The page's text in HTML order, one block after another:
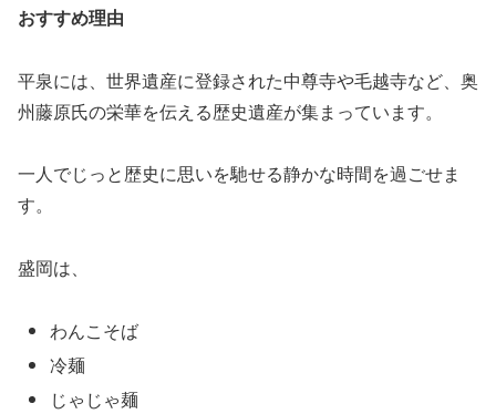
おすすめ理由
平泉には、世界遺産に登録された中尊寺や毛越寺など、奥
州藤原氏の栄華を伝える歴史遺産が集まっています。
一人でじっと歴史に思いを馳せる静かな時間を過ごせま
す。
盛岡は、
わんこそば
冷麺
じゃじゃ麺